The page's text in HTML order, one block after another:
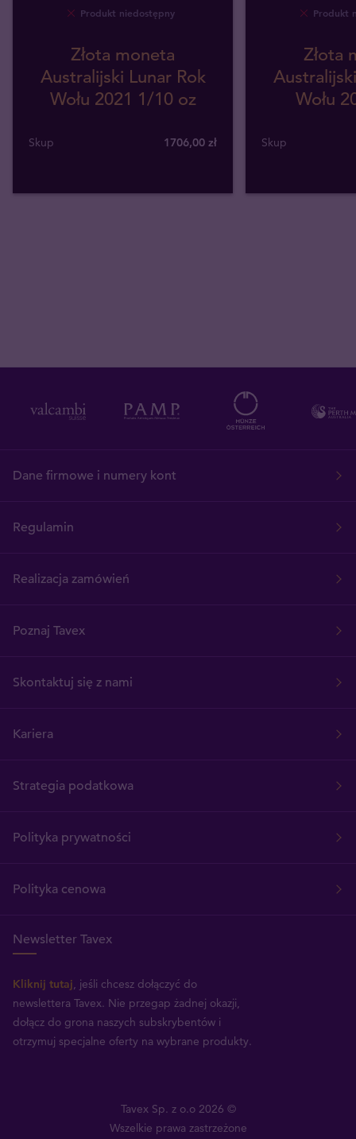
Produkt niedostępny
Złota moneta
Australijski Lunar Rok
Wołu 2021 1/10 oz
Skup 1706,00 zł
Produkt
Złota
Wołu
Skup
Dane firmowe i numery kont
Regulamin
Realizacja zamówień
Poznaj Tavex
Skontaktuj się z nami
Kariera
Strategia podatkowa
Polityka prywatności
Polityka cenowa
Newsletter Tavex
Kliknij tutaj, jeśli chcesz dołączyć do
newslettera Tavex. Nie przegap żadnej okazji,
dołącz do grona naszych subskrybentów i
otrzymuj specjalne oferty na wybrane produkty.
Tavex Sp. z o.o 2026 ©
Wszelkie prawa zastrzeżone